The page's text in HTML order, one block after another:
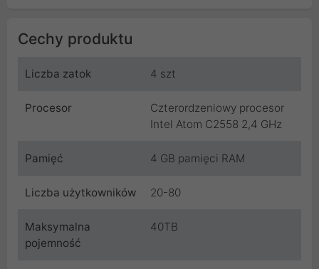
Cechy produktu
Liczba zatok 4 szt
Procesor
Czterordzeniowy procesor
Intel Atom C2558 2,4 GHz
Pamięć 4 GB pamięci RAM
Liczba użytkowników 20-80
Maksymalna
pojemność
40TB